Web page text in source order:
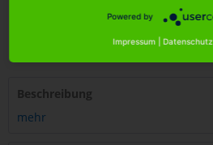
250255
Beschreibung
mehr
Powered by
Impressum